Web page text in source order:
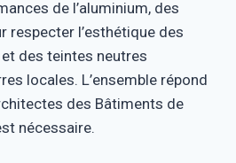
de l’aluminium, des
respecter l’esthétique des
des teintes neutres
locales. L’ensemble répond
des Bâtiments de
nécessaire.